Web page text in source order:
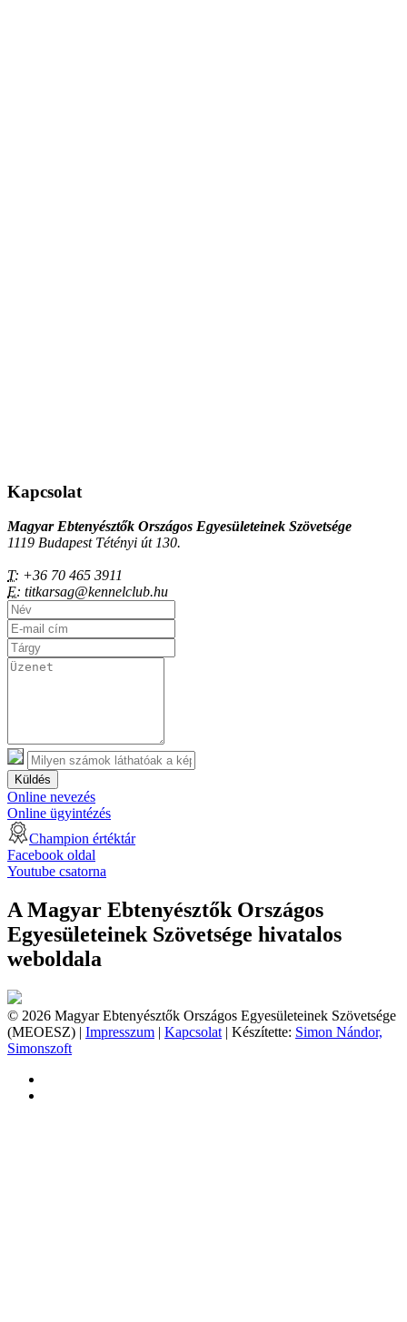
Kapcsolat
Magyar Ebtenyésztők Országos Egyesületeinek Szövetsége
1119 Budapest Tétényi út 130.
T: +36 70 465 3911
E: titkarsag@kennelclub.hu
Küldés
Online nevezés
Online ügyintézés
Champion értéktár
Facebook oldal
Youtube csatorna
A Magyar Ebtenyésztők Országos
Egyesületeinek Szövetsége hivatalos
weboldala
© 2026 Magyar Ebtenyésztők Országos Egyesületeinek Szövetsége
(MEOESZ) | Impresszum | Kapcsolat | Készítette: Simon Nándor,
Simonszoft